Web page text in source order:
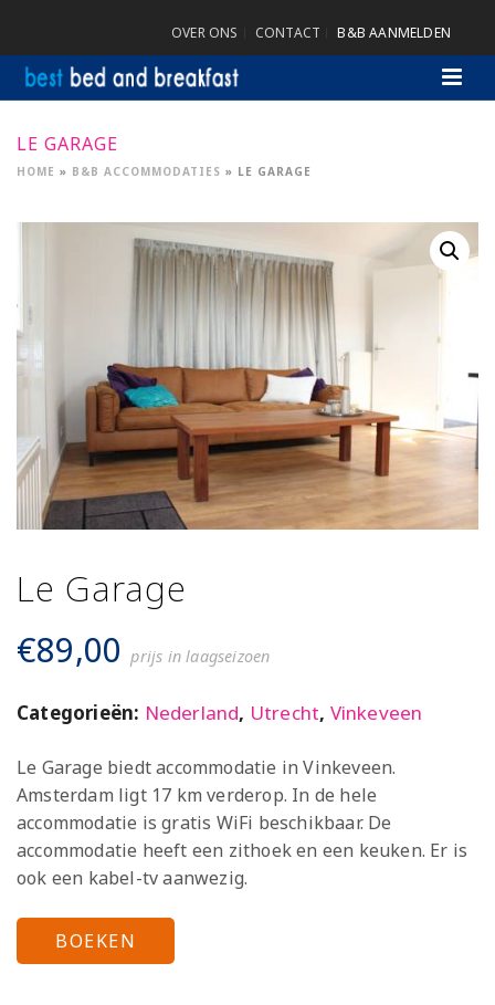
OVER ONS CONTACT B&B AANMELDEN
LE GARAGE
HOME » B&B ACCOMMODATIES » LE GARAGE
Le Garage
€89,00 prijs in laagseizoen
Categorieën: Nederland, Utrecht, Vinkeveen
Le Garage biedt accommodatie in Vinkeveen.
Amsterdam ligt 17 km verderop. In de hele
accommodatie is gratis WiFi beschikbaar. De
accommodatie heeft een zithoek en een keuken. Er is
ook een kabel-tv aanwezig.
BOEKEN